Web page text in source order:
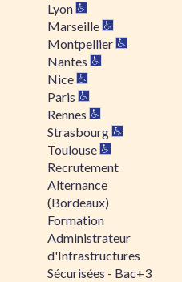
Lyon
Marseille
Montpellier
Nantes
Nice
Paris
Rennes
Strasbourg
Toulouse
Recrutement
Alternance
(Bordeaux)
Formation
Administrateur
d'Infrastructures
Sécurisées - Bac+3